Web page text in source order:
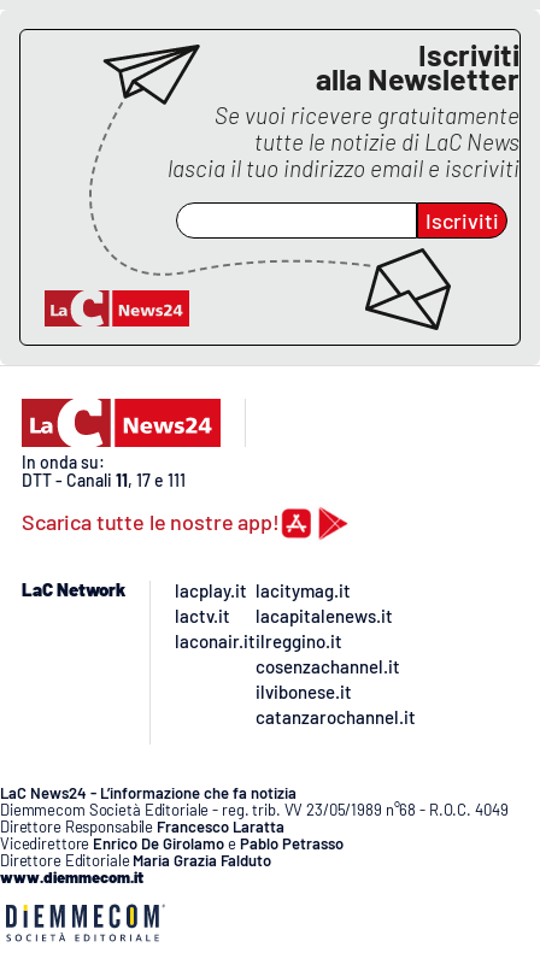
Iscriviti
alla Newsletter
Se vuoi ricevere gratuitamente
tutte le notizie di LaC News
lascia il tuo indirizzo email e iscriviti
Iscriviti
In onda su:
DTT - Canali 11, 17 e 111
Scarica tutte le nostre app!
LaC Network
lacplay.it
lactv.it
laconair.it
lacitymag.it
lacapitalenews.it
ilreggino.it
cosenzachannel.it
ilvibonese.it
catanzarochannel.it
LaC News24 - L’informazione che fa notizia
Diemmecom Società Editoriale - reg. trib. VV 23/05/1989 n°68 - R.O.C. 4049
Direttore Responsabile Francesco Laratta
Vicedirettore Enrico De GirolamoePablo Petrasso
Direttore Editoriale Maria Grazia Falduto
www.diemmecom.it